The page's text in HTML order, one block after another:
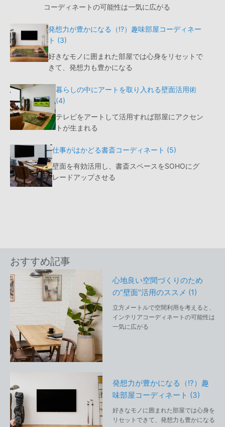
コーディネートの可能性は一気に広がる
発想力が豊かになる（!?）趣味部屋コーディネー
ト (3)
好きなモノに囲まれた部屋では心身をリセットで
きて、発想力も豊かになる
暮らしの中にアートを取り入れる壁面活用術
(4)
テレビをアートして活用すれば部屋にアクセン
トが生まれる
仕事がはかどる書斎コーディネート (5)
壁面を有効活用し、書斎スペースをSOHOにグ
レードアップさせる
おすすめ記事
心地良い空間づくりのため
の“壁面”活用のススメ (1)
立方メートルで空間利用を考えると、
インテリアコーディネートの可能性は
一気に広がる
発想力が豊かになる（!?）趣
味部屋コーディネート (3)
好きなモノに囲まれた部屋では心身を
リセットできて、発想力も豊かになる